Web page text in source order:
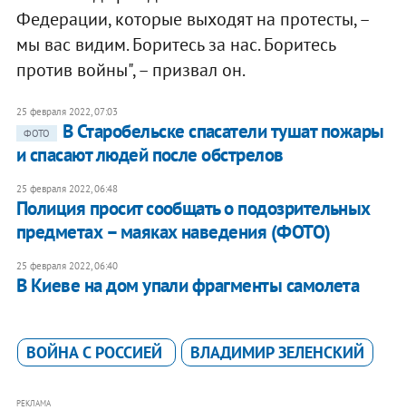
Федерации, которые выходят на протесты, –
мы вас видим. Боритесь за нас. Боритесь
против войны", – призвал он.
25 февраля 2022, 07:03
ФОТО
В Старобельске спасатели тушат пожары
и спасают людей после обстрелов
25 февраля 2022, 06:48
Полиция просит сообщать о подозрительных
предметах – маяках наведения (ФОТО)
25 февраля 2022, 06:40
В Киеве на дом упали фрагменты самолета
ВОЙНА С РОССИЕЙ ВЛАДИМИР ЗЕЛЕНСКИЙ
РЕКЛАМА